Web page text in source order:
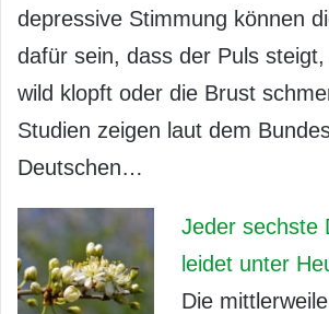
depressive Stimmung können
dafür sein, dass der Puls
wild klopft oder die Brust
Studien zeigen laut dem
Deutschen…
Jeder sechste
leidet unter
Die